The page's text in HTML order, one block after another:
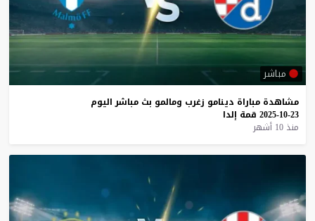
مباشر
مشاهدة مباراة دينامو زغرب ومالمو بث مباشر اليوم
23-10-2025
قمة إلدا
منذ 10 أشهر